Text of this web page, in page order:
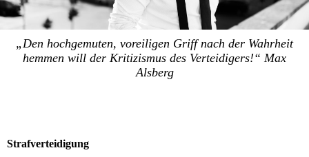
„Den hochgemuten, voreiligen Griff nach der Wahrheit
hemmen will der Kritizismus des Verteidigers!“ Max
Alsberg
Strafverteidigung